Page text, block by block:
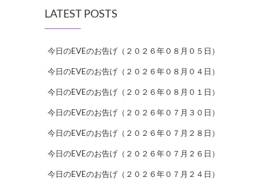
LATEST POSTS
今日のEVEのお告げ（２０２６年０８月０５日）
今日のEVEのお告げ（２０２６年０８月０４日）
今日のEVEのお告げ（２０２６年０８月０１日）
今日のEVEのお告げ（２０２６年０７月３０日）
今日のEVEのお告げ（２０２６年０７月２８日）
今日のEVEのお告げ（２０２６年０７月２６日）
今日のEVEのお告げ（２０２６年０７月２４日）